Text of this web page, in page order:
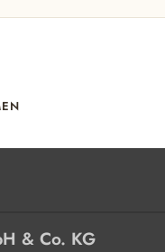
& Co. KG